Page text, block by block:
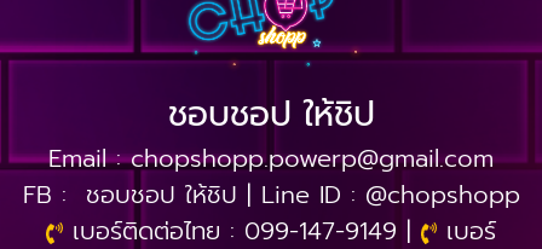
ชอบชอป ให้ชิป
Email :chopshopp.powerp@gmail.com
FB : ชอบชอป ให้ชิป | Line ID : @chopshopp
เบอร์ติดต่อไทย : 099-147-9149 | เบอร์